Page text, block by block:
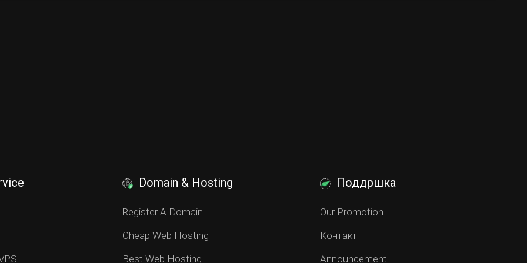
Domain & Hosting
Register A Domain
Cheap Web Hosting
Best Web Hosting
Поддршка
Our Promotion
Контакт
Announcement